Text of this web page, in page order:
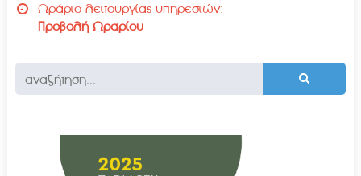
Ωράριο λειτουργίας υπηρεσιών:
Προβολή Ωραρίου